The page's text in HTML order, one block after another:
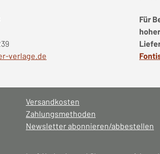
verlage.de
Für
Versandkosten
Zahlungsmethoden
Newsletter abonnieren/abbestellen